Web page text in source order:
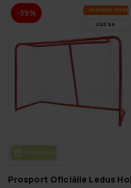
-39% VA­SA­RAS
LĪDZ 9.8.
BEZ­MAK­SAS PIE­GĀ­DE
Prosport Oficiālie Ledus